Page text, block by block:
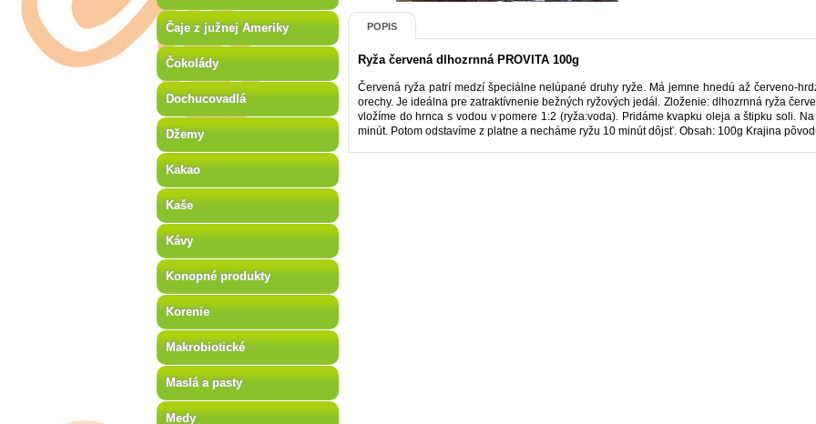
POPIS
Ryža červená dlhozrnná PROVITA 100g
Červená ryža patrí medzí špeciálne nelúpané druhy ryže. Má jemne hnedú až červeno-
orechy. Je ideálna pre zatraktívnenie bežných ryžových jedál. Zloženie: dlhozrnná ryža
vložíme do hrnca s vodou v pomere 1:2 (ryža:voda). Pridáme kvapku oleja a štipku soli.
minút. Potom odstavíme z platne a necháme ryžu 10 minút dôjsť. Obsah: 100g Krajina
Čaje z južnej Ameriky
Čokolády
Dochucovadlá
Džemy
Kakao
Kaše
Kávy
Konopné produkty
Korenie
Makrobiotické
Maslá a pasty
Medy